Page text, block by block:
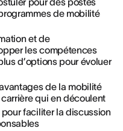
de mobilité
et de
les compétences
d’options pour évoluer
de la mobilité
qui en découlent
faciliter la discussion